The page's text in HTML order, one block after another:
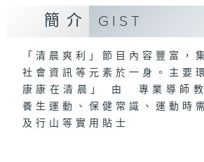
簡介 GIST
「清晨爽利」節目內容豐富，
社會資訊等元素於一身。主要
康康在清晨」 由 專業導師教
養生運動、保健常識、運動時
及行山等實用貼士